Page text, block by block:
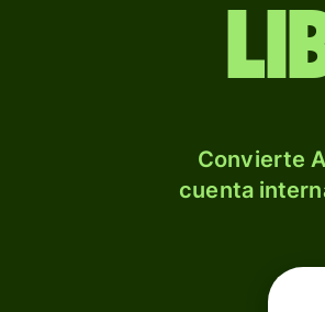
Convierte
cuenta